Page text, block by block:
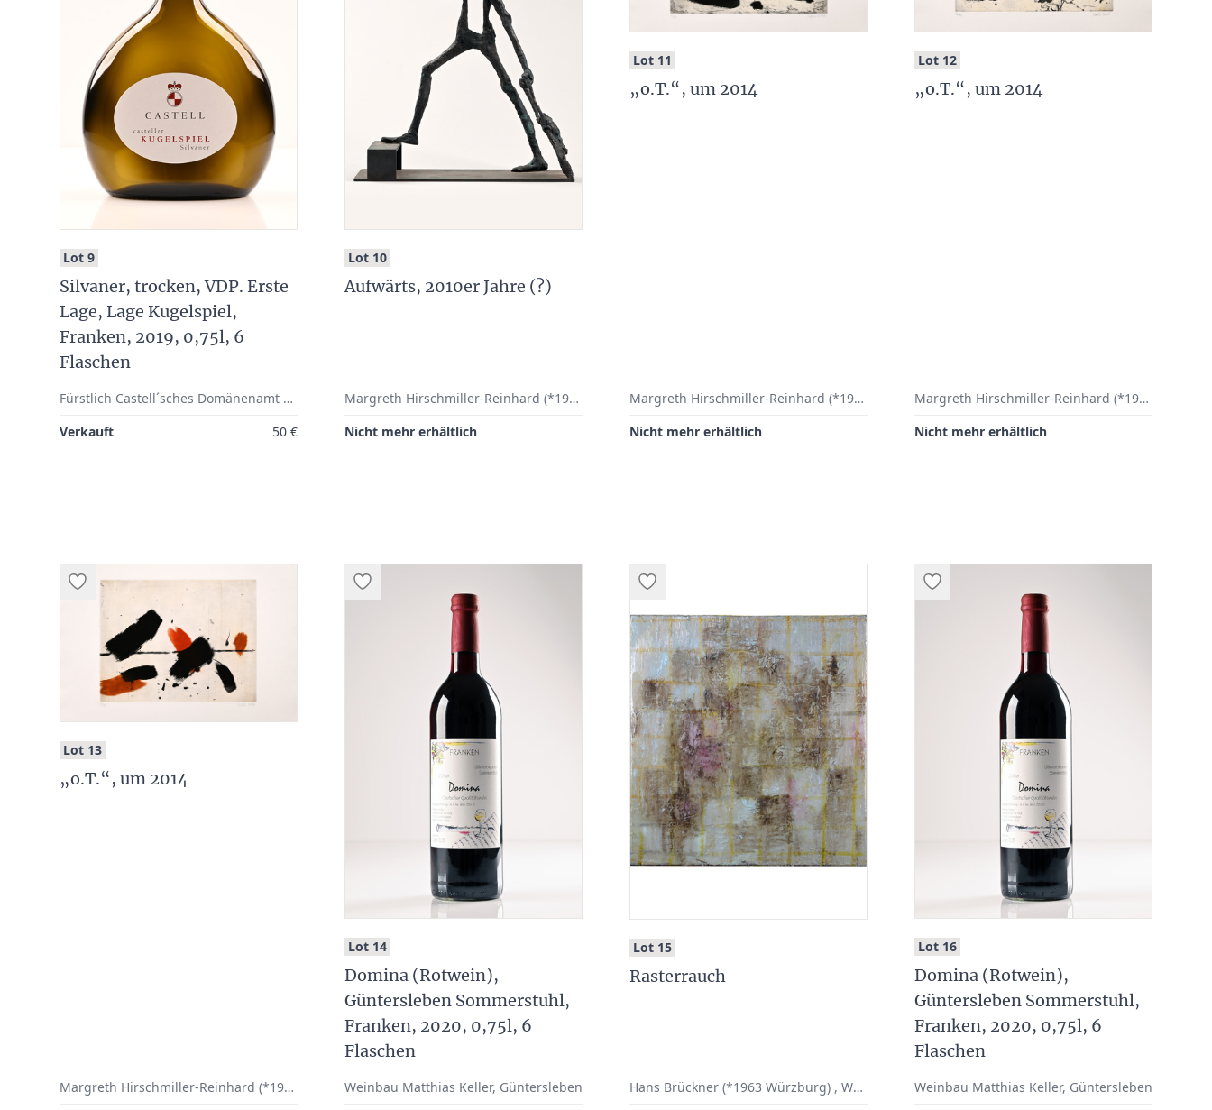
Lot 9:
Silvaner, trocken, VDP. Erste
Lage, Lage Kugelspiel,
Franken, 2019, 0,75l, 6
Flaschen
Fürstlich Castell´sches Domänenamt e.K., Castell
Verkauft
50 €
Lot 10:
Aufwärts, 2010er Jahre (?)
Margreth Hirschmiller-Reinhard (*1947 Abtsgemünd), Reichenberg/Uengershausen
Nicht mehr erhältlich
Lot 11
„o.T.“, um 2014
Margreth Hirschmiller-Reinhard (*1947 Abtsgemünd), Reichenberg/Uengershausen
Nicht mehr erhältlich
Lot 12:
„o.T.“, um 2014
Margreth Hirschmiller-Reinhard (*1947 Abtsgemünd), Reichenberg/Uengershausen
Nicht mehr erhältlich
Lot 13:
„o.T.“, um 2014
Margreth Hirschmiller-Reinhard (*1947 Abtsgemünd), Reichenberg/Uengershausen
Lot 14:
Domina (Rotwein),
Güntersleben Sommerstuhl,
Franken, 2020, 0,75l, 6
Flaschen
Weinbau Matthias Keller, Güntersleben
Lot 15:
Rasterrauch
Hans Brückner (*1963 Würzburg) , Würzburg/ München
Lot 16:
Domina (Rotwein),
Güntersleben Sommerstuhl,
Franken, 2020, 0,75l, 6
Flaschen
Weinbau Matthias Keller, Güntersleben